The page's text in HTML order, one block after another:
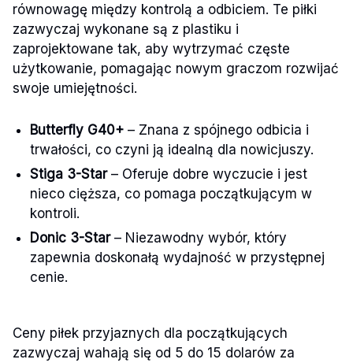
równowagę między kontrolą a odbiciem. Te piłki
zazwyczaj wykonane są z plastiku i
zaprojektowane tak, aby wytrzymać częste
użytkowanie, pomagając nowym graczom rozwijać
swoje umiejętności.
Butterfly G40+ – Znana z spójnego odbicia i
trwałości, co czyni ją idealną dla nowicjuszy.
Stiga 3-Star– Oferuje dobre wyczucie i jest
nieco cięższa, co pomaga początkującym w
kontroli.
Donic 3-Star– Niezawodny wybór, który
zapewnia doskonałą wydajność w przystępnej
cenie.
Ceny piłek przyjaznych dla początkujących
zazwyczaj wahają się od 5 do 15 dolarów za